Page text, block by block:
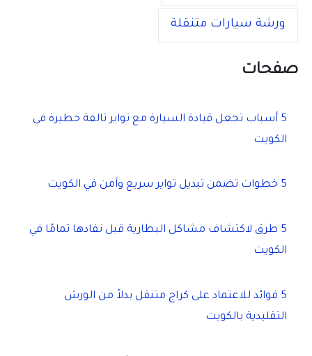
ورشة سيارات متنقلة
صفحات
5 أسباب تجعل قيادة السيارة مع تواير تالفة خطيرة في
الكويت
5 خطوات تضمن تبديل تواير سريع وآمن في الكويت
5 طرق لاكتشاف مشاكل البطارية قبل نفادها تمامًا في
الكويت
5 فوائد للاعتماد على كراج متنقل بدلاً من الورش
التقليدية بالكويت